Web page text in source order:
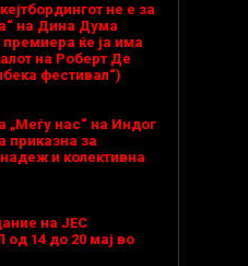
не е за
на Дина Дума
премиера ќе ја има
на Роберт Де
фестивал“)
„Меѓу нас“ на Индог
приказна за
и колективна
на ЈЕС
14 до 20 мај во